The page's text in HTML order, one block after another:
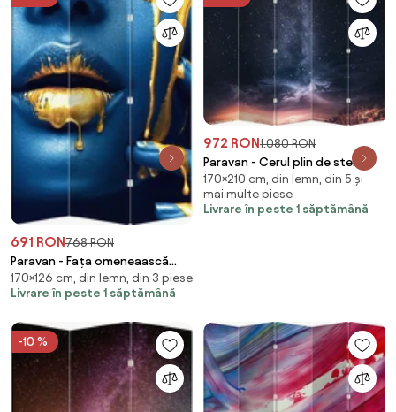
691 RON768 RON
Paravan - Fața omeneaască
(126x170 cm)
170×126 cm, din lemn, din 3 piese
Livrare în peste 1 săptămână
972 RON1.080 RON
Paravan - Cerul plin de stele
(210x170 cm)
170×210 cm, din lemn, din 5 și
mai multe piese
Livrare în peste 1 săptămână
-10 %